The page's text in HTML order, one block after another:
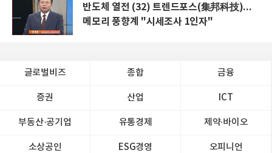
반도체 열전 (32) 트렌드포스(集邦科技)...
메모리 풍향계 "시세조사 1인자"
글로벌비즈 종합 금융
증권 산업 ICT
부동산·공기업 유통경제 제약∙바이오
소상공인 ESG경영 오피니언